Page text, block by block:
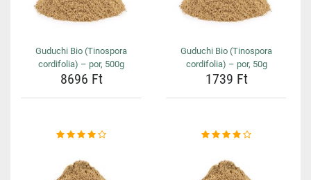
Guduchi Bio (Tinospora
cordifolia) – por, 500g
8696 Ft
Guduchi Bio (Tinospora
cordifolia) – por, 50g
1739 Ft